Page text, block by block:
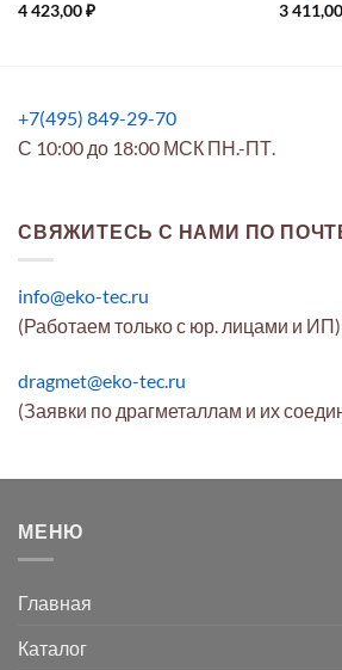
4 423,00₽
3 411,00
+7(495) 849-29-70
С 10:00 до 18:00 МСК ПН.-ПТ.
СВЯЖИТЕСЬ С НАМИ ПО
info@eko-tec.ru
(Работаем только с юр. лицами и ИП)
dragmet@eko-tec.ru
(Заявки по драгметаллам и их
МЕНЮ
Главная
Каталог